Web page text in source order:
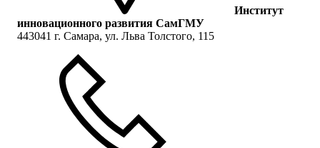
Институт
инновационного развития СамГМУ
443041 г. Самара, ул. Льва Толстого, 115